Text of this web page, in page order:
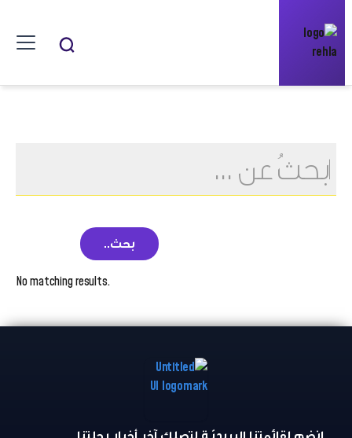
No matching results.